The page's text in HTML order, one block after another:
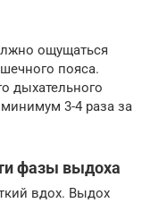
ощущаться
пояса.
дыхательного
3-4 раза за
фазы выдоха
вдох. Выдох